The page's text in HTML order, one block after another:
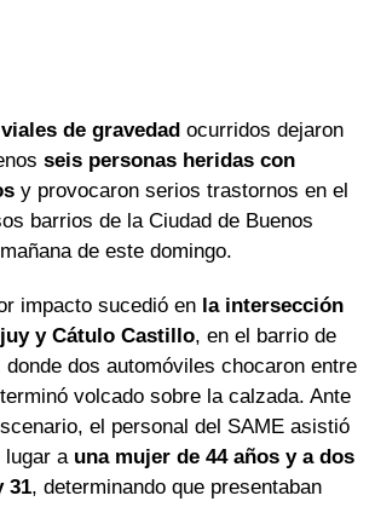
de gravedad ocurridos dejaron
seis personas heridas con
y provocaron serios trastornos en el
barrios de la Ciudad de Buenos
de este domingo.
impacto sucedió en la intersección
y Cátulo Castillo, en el barrio de
dos automóviles chocaron entre
volcado sobre la calzada. Ante
el personal del SAME asistió
lugar a una mujer de 44 años y a dos
31, determinando que presentaban